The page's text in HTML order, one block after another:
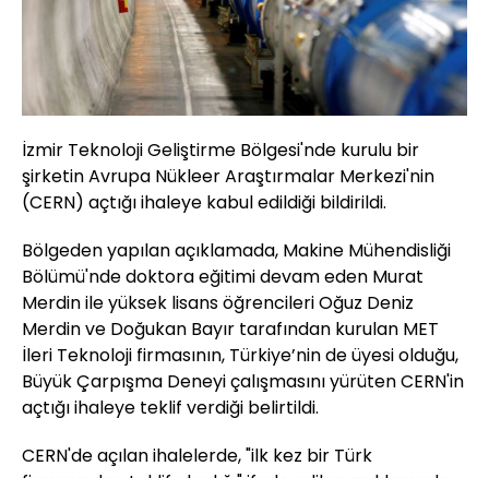
İzmir Teknoloji Geliştirme Bölgesi'nde kurulu bir
şirketin Avrupa Nükleer Araştırmalar Merkezi'nin
(CERN) açtığı ihaleye kabul edildiği bildirildi.
Bölgeden yapılan açıklamada, Makine Mühendisliği
Bölümü'nde doktora eğitimi devam eden Murat
Merdin ile yüksek lisans öğrencileri Oğuz Deniz
Merdin ve Doğukan Bayır tarafından kurulan MET
İleri Teknoloji firmasının, Türkiye’nin de üyesi olduğu,
Büyük Çarpışma Deneyi çalışmasını yürüten CERN'in
açtığı ihaleye teklif verdiği belirtildi.
CERN'de açılan ihalelerde, "ilk kez bir Türk